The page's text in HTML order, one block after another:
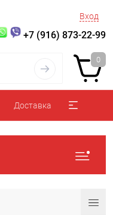
Вход
+7 (916) 873-22-99
0
Доставка